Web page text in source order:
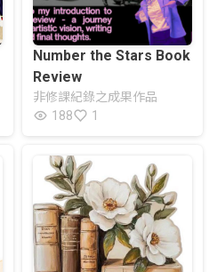
Number the Stars Book
Review
非修課紀錄之成果作品
188
1